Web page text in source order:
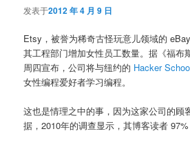
发表于2012 年 4 月 9 日
Etsy，被誉为稀奇古怪玩意儿领域的
其工程部门增加女性员工数量。据《福布
周四宣布，公司将与纽约的 Hacker
女性编程爱好者学习编程。
这也是情理之中的事，因为这家公司的顾
据，2010年的调查显示，其博客读者 97%